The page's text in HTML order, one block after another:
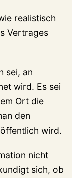
realistisch
Vertrages
sei, an
wird. Es sei
Ort die
den
wird.
nicht
sich, ob